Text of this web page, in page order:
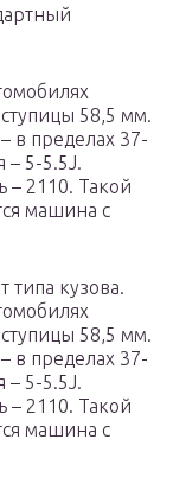
58,5 мм.
в пределах 37-
– 5-5.5J.
– 2110. Такой
машина с
типа кузова.
58,5 мм.
в пределах 37-
– 5-5.5J.
– 2110. Такой
машина с